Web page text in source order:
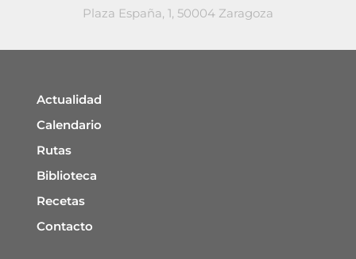
Plaza España, 1, 50004 Zaragoza
Actualidad
Calendario
Rutas
Biblioteca
Recetas
Contacto